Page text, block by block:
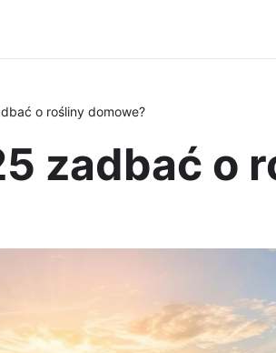
o rośliny domowe?
zadbać o